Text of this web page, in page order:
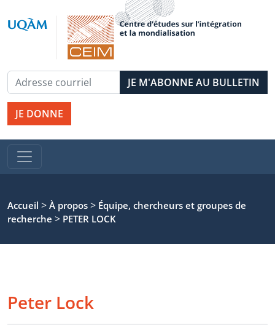
JE DONNE
Accueil > À propos > Équipe, chercheurs et groupes de
recherche > PETER LOCK
Peter Lock